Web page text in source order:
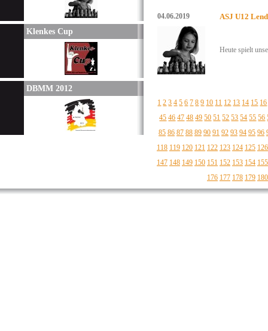
Klenkes Cup
DBMM 2012
04.06.2019 ASJ U12
Heute spielt
1 2 3 4 5 6 7 8 9 10 11 12 13 14 15 16
45 46 47 48 49 50 51 52 53 54 55 56
85 86 87 88 89 90 91 92 93 94 95 96
118 119 120 121 122 123 124 125 126
147 148 149 150 151 152 153 154 155
176 177 178 179 180